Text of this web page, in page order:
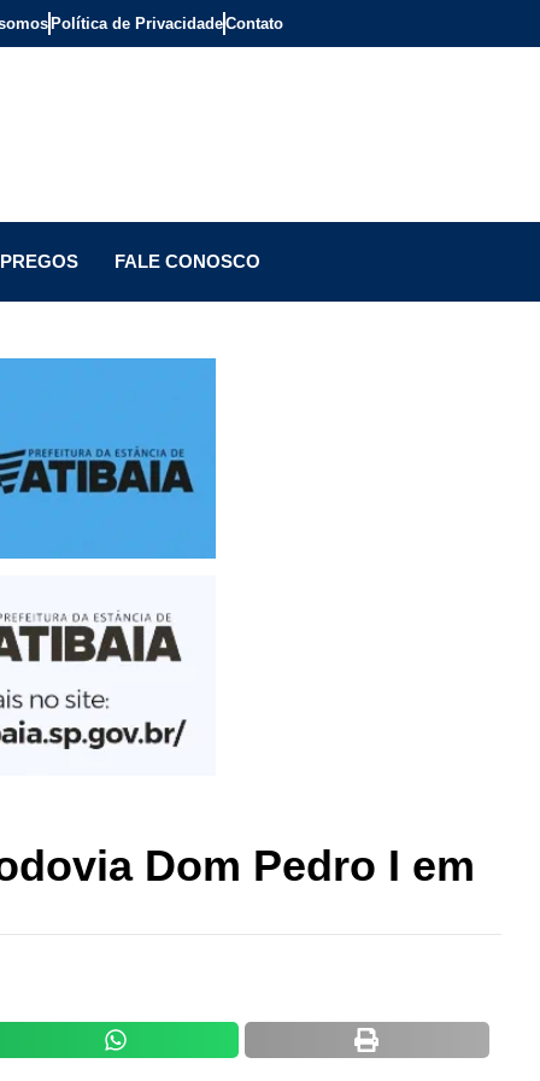
Política de PrivacidadeContato
FALE CONOSCO
Dom Pedro I em